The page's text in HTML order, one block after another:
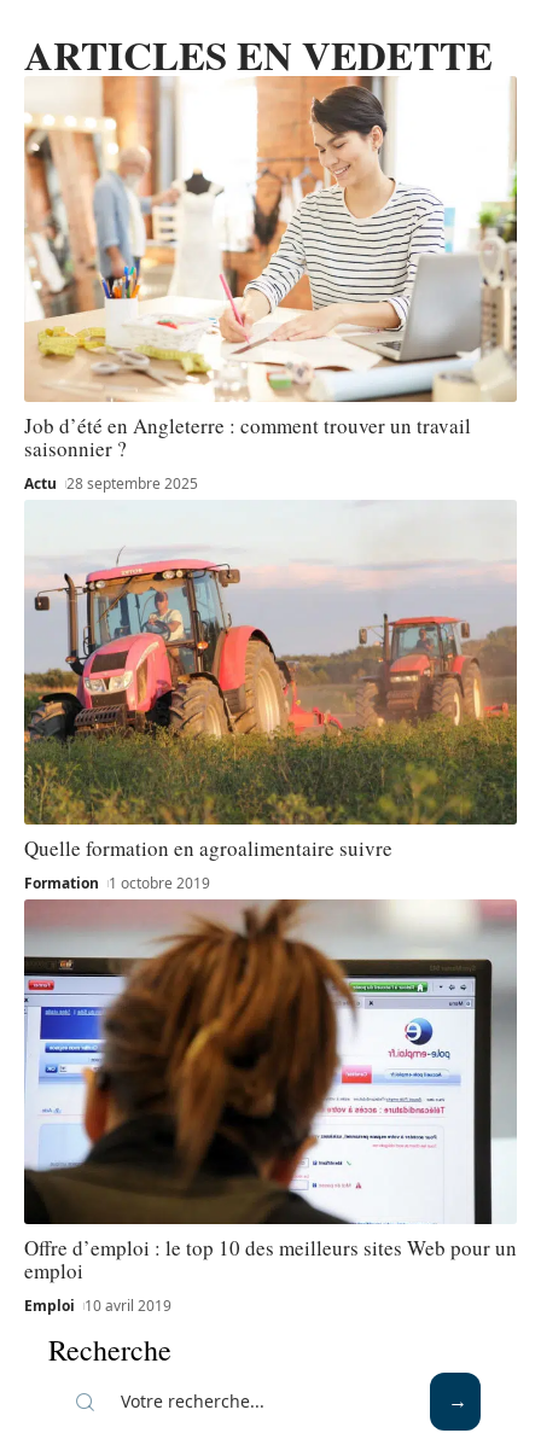
ARTICLES EN VEDETTE
Job d’été en Angleterre : comment trouver un travail
saisonnier ?
Actu 28 septembre 2025
Quelle formation en agroalimentaire suivre
Formation 1 octobre 2019
Offre d’emploi : le top 10 des meilleurs sites Web pour un
emploi
Emploi 10 avril 2019
Recherche